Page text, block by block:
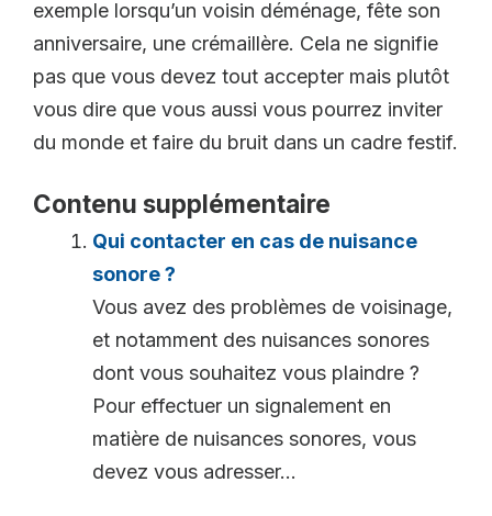
exemple lorsqu’un voisin déménage, fête son
anniversaire, une crémaillère. Cela ne signifie
pas que vous devez tout accepter mais plutôt
vous dire que vous aussi vous pourrez inviter
du monde et faire du bruit dans un cadre festif.
Contenu supplémentaire
Qui contacter en cas de nuisance
sonore ?
Vous avez des problèmes de voisinage,
et notamment des nuisances sonores
dont vous souhaitez vous plaindre ?
Pour effectuer un signalement en
matière de nuisances sonores, vous
devez vous adresser...